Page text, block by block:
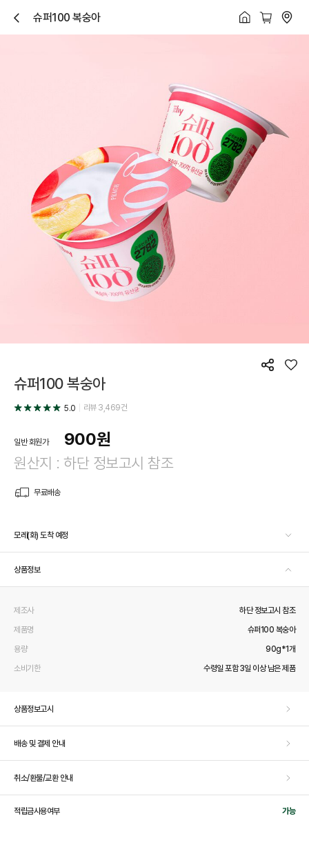
닫
기
슈퍼100 복숭아
공
좋
슈퍼100 복숭아
5.0 리뷰3,469건
일반 회원가 900원
원산지 : 하단 정보고시 참조
무료배송
모레(화) 도착 예정
상품정보
제조사
하단 정보고시 참조
제품명
슈퍼100 복숭아
용량
90g*1개
소비기한
수령일 포함 3일 이상 남은 제품
상품정보고시
배송 및 결제 안내
취소/환불/교환 안내
적립금사용여부 가능